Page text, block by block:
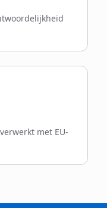
met EU-